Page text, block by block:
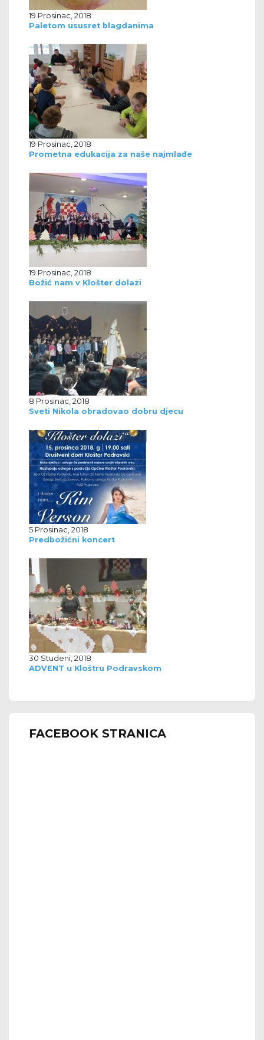
19 Prosinac, 2018
Paletom ususret blagdanima
19 Prosinac, 2018
Prometna edukacija za naše najmlađe
19 Prosinac, 2018
Božić nam v Klošter dolazi
8 Prosinac, 2018
Sveti Nikola obradovao dobru djecu
5 Prosinac, 2018
Predbožićni koncert
30 Studeni, 2018
ADVENT u Kloštru Podravskom
FACEBOOK STRANICA